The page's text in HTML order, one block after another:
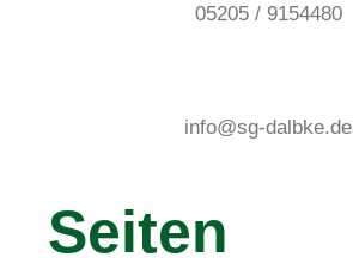
05205 / 9154480
info@sg-dalbke.de
Seiten